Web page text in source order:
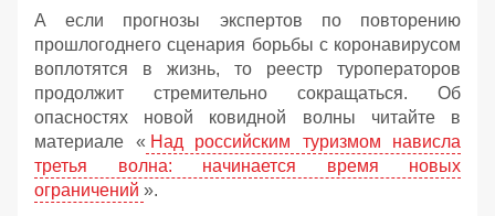
А если прогнозы экспертов по повторению
прошлогоднего сценария борьбы с коронавирусом
воплотятся в жизнь, то реестр туроператоров
продолжит стремительно сокращаться. Об
опасностях новой ковидной волны читайте в
материале « Над российским туризмом нависла
третья волна: начинается время новых
ограничений ».